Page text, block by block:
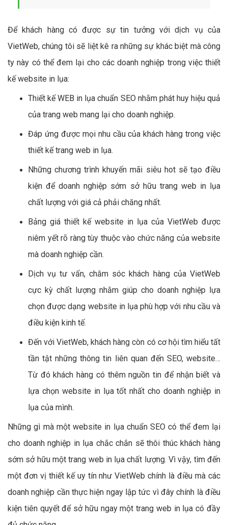
Để khách hàng có được sự tin tưởng với dịch vụ của
VietWeb, chúng tôi sẽ liệt kê ra những sự khác biệt mà công
ty này có thể đem lại cho các doanh nghiệp trong việc thiết
kế website in lụa:
Thiết kế WEB in lụa chuẩn SEO nhằm phát huy hiệu quả
của trang web mang lại cho doanh nghiệp.
Đáp ứng được mọi nhu cầu của khách hàng trong việc
thiết kế trang web in lụa.
Những chương trình khuyến mãi siêu hot sẽ tạo điều
kiện để doanh nghiệp sớm sở hữu trang web in lụa
chất lượng với giá cả phải chăng nhất.
Bảng giá thiết kế website in lụa của VietWeb được
niêm yết rõ ràng tùy thuộc vào chức năng của website
mà doanh nghiệp cần.
Dịch vụ tư vấn, chăm sóc khách hàng của VietWeb
cực kỳ chất lượng nhằm giúp cho doanh nghiệp lựa
chọn được dạng website in lụa phù hợp với nhu cầu và
điều kiện kinh tế.
Đến với VietWeb, khách hàng còn có cơ hội tìm hiểu tất
tần tật những thông tin liên quan đến SEO, website…
Từ đó khách hàng có thêm nguồn tin để nhận biết và
lựa chọn website in lụa tốt nhất cho doanh nghiệp in
lụa của mình.
Những gì mà một website in lụa chuẩn SEO có thể đem lại
cho doanh nghiệp in lụa chắc chắn sẽ thôi thúc khách hàng
sớm sở hữu một trang web in lụa chất lượng. Vì vậy, tìm đến
một đơn vị thiết kế uy tín như VietWeb chính là điều mà các
doanh nghiệp cần thực hiện ngay lập tức vì đây chính là điều
kiện tiên quyết để sở hữu ngay một trang web in lụa có đầy